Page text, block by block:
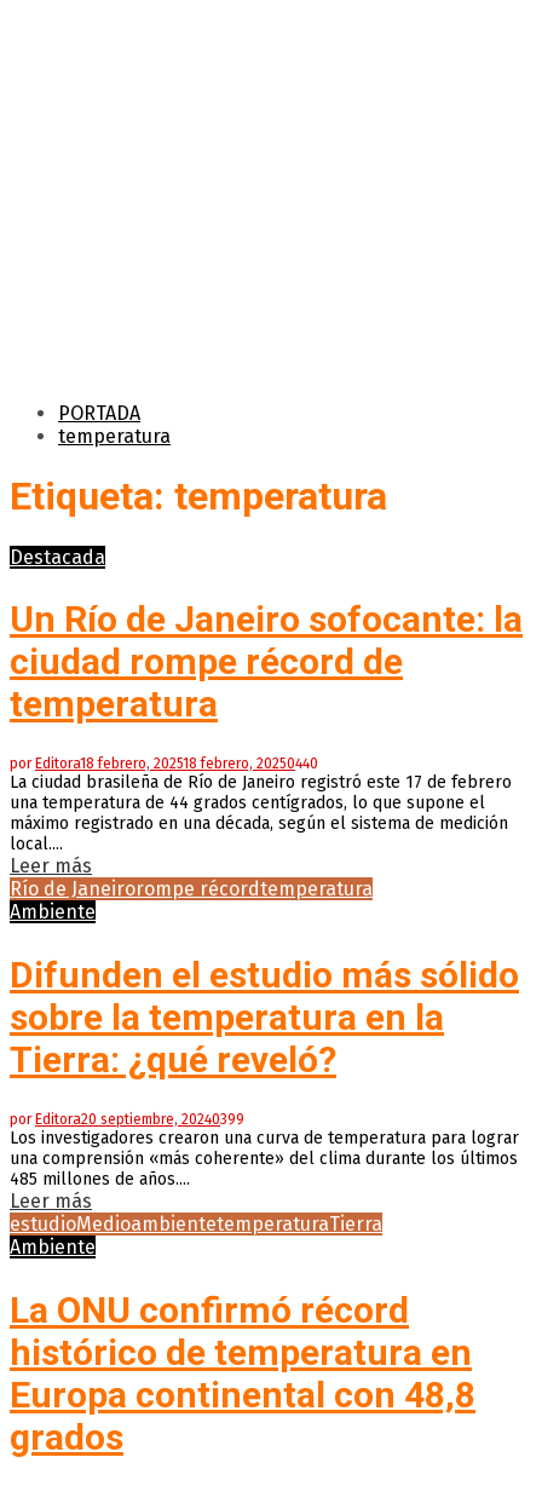
PORTADA
temperatura
Etiqueta: temperatura
Destacada
Un Río de Janeiro sofocante: la
ciudad rompe récord de
temperatura
por Editora18 febrero, 202518 febrero, 20250440
La ciudad brasileña de Río de Janeiro registró este 17 de febrero
una temperatura de 44 grados centígrados, lo que supone el
máximo registrado en una década, según el sistema de medición
local....
Leer más
Río de Janeirorompe récordtemperatura
Ambiente
Difunden el estudio más sólido
sobre la temperatura en la
Tierra: ¿qué reveló?
por Editora20 septiembre, 20240399
Los investigadores crearon una curva de temperatura para lograr
una comprensión «más coherente» del clima durante los últimos
485 millones de años....
Leer más
estudioMedioambientetemperaturaTierra
Ambiente
La ONU confirmó récord
histórico de temperatura en
Europa continental con 48,8
grados